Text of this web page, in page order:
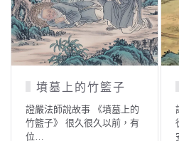
阿難入滅的因緣
證嚴法師說故事 《阿難入滅
的因緣》 佛滅度後，由大迦
葉尊者召…